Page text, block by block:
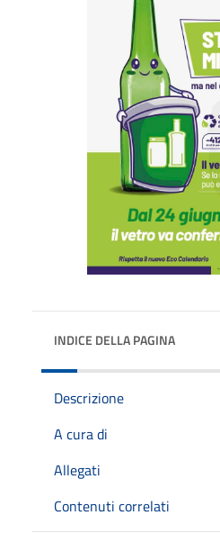
INDICE DELLA PAGINA
Descrizione
A cura di
Allegati
Contenuti correlati